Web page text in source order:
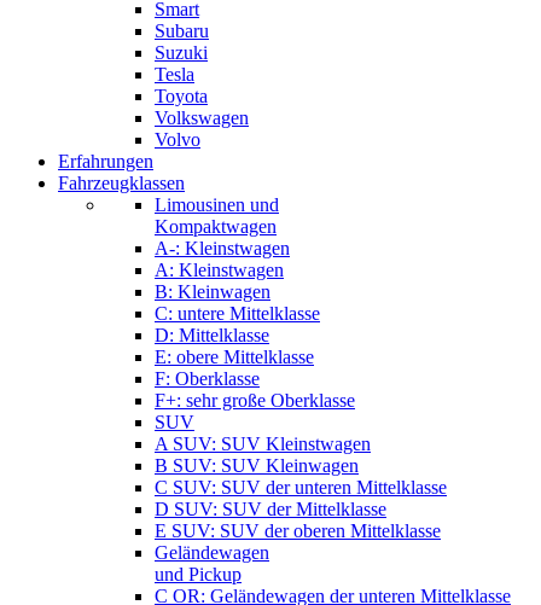
Smart
Subaru
Suzuki
Tesla
Toyota
Volkswagen
Volvo
Erfahrungen
Fahrzeugklassen
Limousinen und
Kompaktwagen
A-: Kleinstwagen
A: Kleinstwagen
B: Kleinwagen
C: untere Mittelklasse
D: Mittelklasse
E: obere Mittelklasse
F: Oberklasse
F+: sehr große Oberklasse
SUV
A SUV: SUV Kleinstwagen
B SUV: SUV Kleinwagen
C SUV: SUV der unteren Mittelklasse
D SUV: SUV der Mittelklasse
E SUV: SUV der oberen Mittelklasse
Geländewagen
und Pickup
C OR: Geländewagen der unteren Mittelklasse